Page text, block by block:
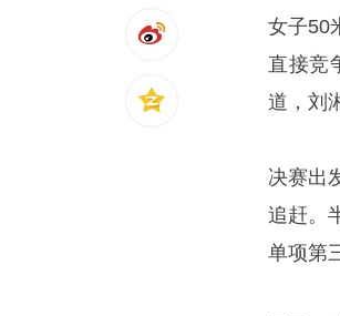
女子50
直接竞
道，刘
决赛出
追赶。
单项第